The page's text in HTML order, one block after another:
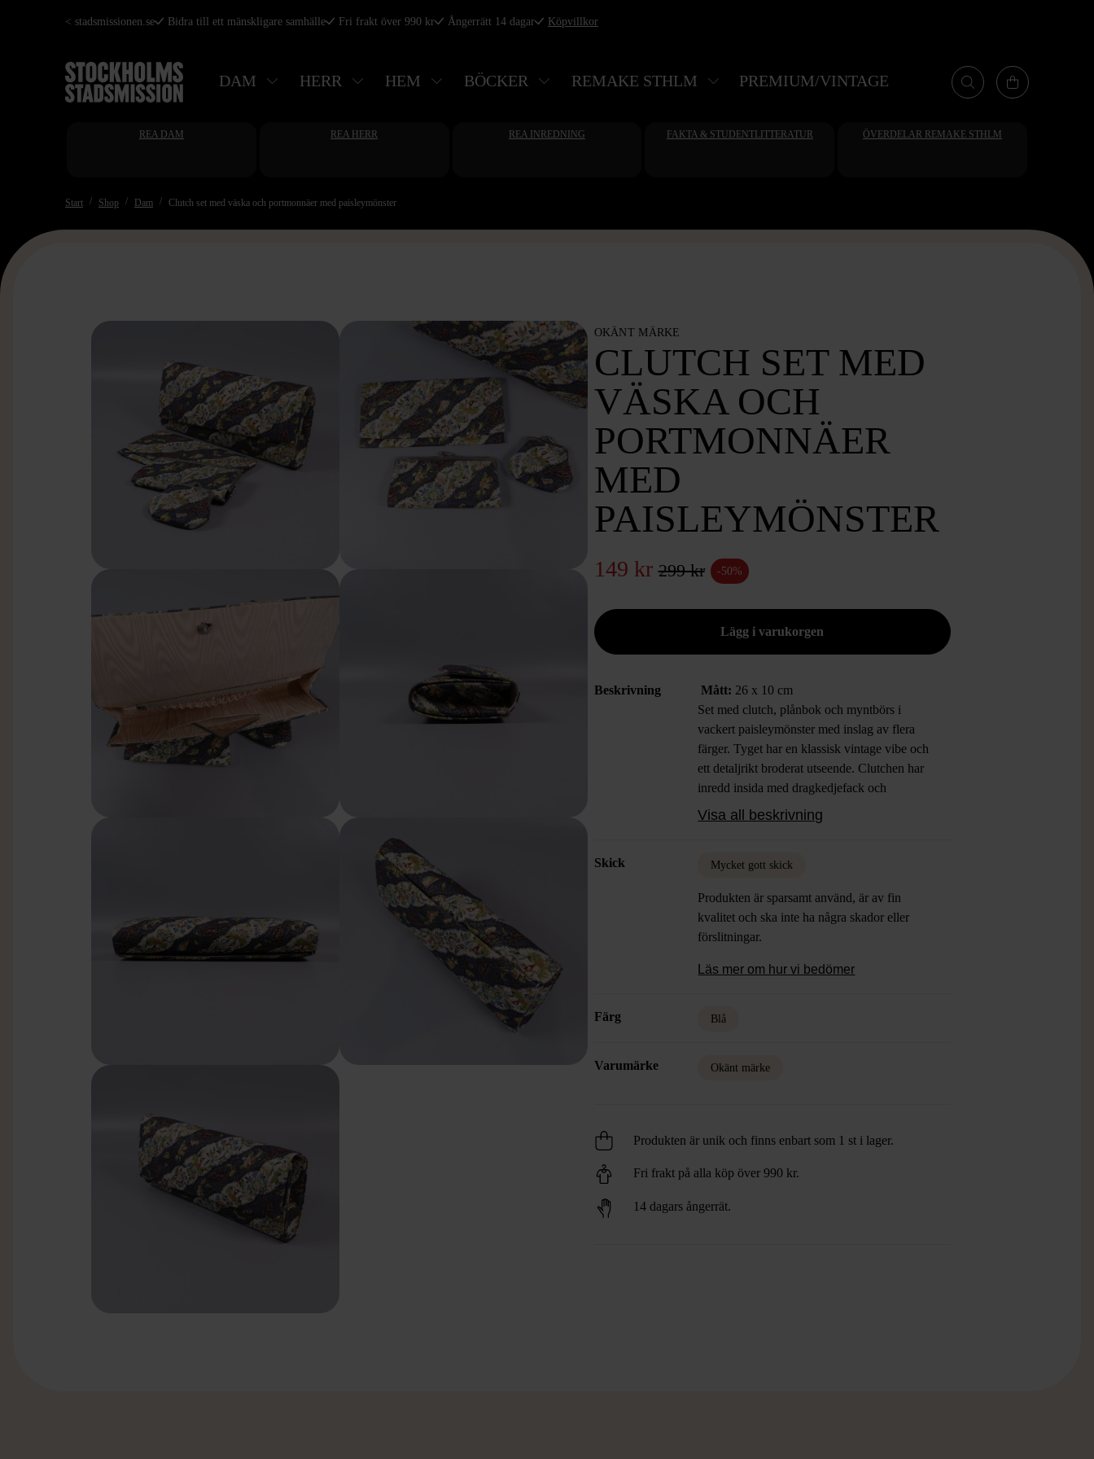
Hoppa
huvudinnehåll
< stadsmissionen.se Bidra till ett mänskligare samhälle Fri frakt över 990 kr Ångerrätt 14 dagar Köpvillkor
DAM HERR HEM BÖCKER REMAKE STHLM PREMIUM/VINTAGE
REA DAM REA HERR REA INREDNING FAKTA & STUDENTLITTERATUR ÖVERDELAR REMAKE STHLM
Start Shop Dam Clutch set med väska och portmonnäer med paisleymönster
OKÄNT MÄRKE
CLUTCH SET MED
VÄSKA OCH
PORTMONNÄER
MED
PAISLEYMÖNSTER
149 kr 299 kr -50%
Beskrivning Mått: 26 x 10 cm
Set med clutch, plånbok och myntbörs i
vackert paisleymönster med inslag av flera
färger. Tyget har en klassisk vintage vibe och
ett detaljrikt broderat utseende. Clutchen har
inredd insida med dragkedjefack och
magnetlås för smidig användning.
Visa all beskrivning
Skick Mycket gott skick
Produkten är sparsamt använd, är av fin
kvalitet och ska inte ha några skador eller
förslitningar.
Läs mer om hur vi bedömer
Färg Blå
Varumärke Okänt märke
Produkten är unik och finns enbart som 1 st i lager.
Fri frakt på alla köp över 990 kr.
14 dagars ångerrät.